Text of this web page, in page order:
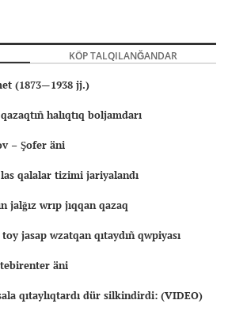
KÖP TALQILANĞANDAR
(1873—1938 jj.)
halıqtıq boljamdarı
– Şofer äni
las qalalar tizimi jariyalandı
jalğız wrıp jıqqan qazaq
toy jasap wzatqan qıtaydıñ qwpiyası
tebirenter äni
qıtaylıqtardı dür silkindirdi: (VIDEO)